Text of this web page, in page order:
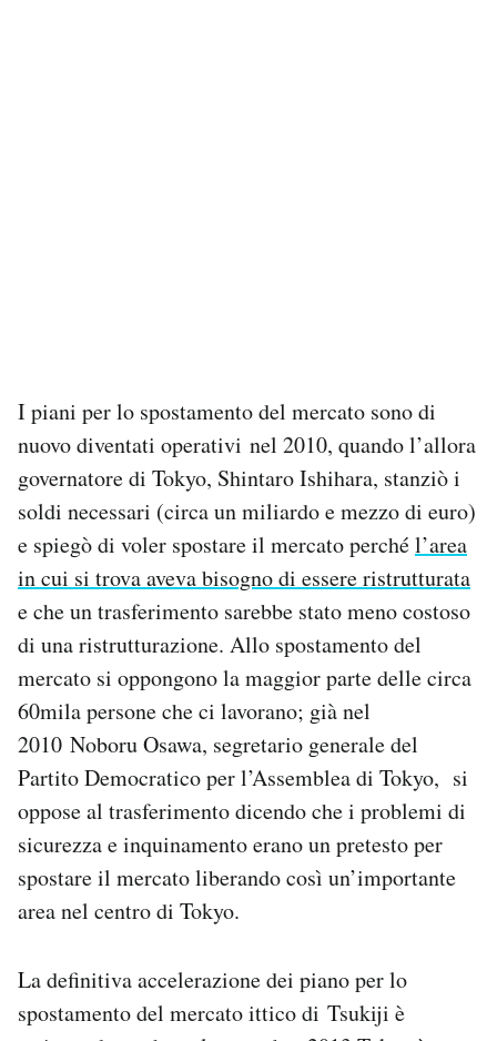
I piani per lo spostamento del mercato sono di
nuovo diventati operativi nel 2010, quando l’allora
governatore di Tokyo, Shintaro Ishihara, stanziò i
soldi necessari (circa un miliardo e mezzo di euro)
e spiegò di voler spostare il mercato perchél’area
in cui si trova aveva bisogno di essere ristrutturata
e che un trasferimento sarebbe stato meno costoso
di una ristrutturazione. Allo spostamento del
mercato si oppongono la maggior parte delle circa
60mila persone che ci lavorano; già nel
2010 Noboru Osawa, segretario generale del
Partito Democratico per l’Assemblea di Tokyo, si
oppose al trasferimento dicendo che i problemi di
sicurezza e inquinamento erano un pretesto per
spostare il mercato liberando così un’importante
area nel centro di Tokyo.
La definitiva accelerazione dei piano per lo
spostamento del mercato ittico di Tsukiji è